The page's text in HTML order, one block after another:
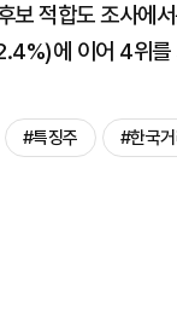
보 적합도 조사에
에 이어 4위를
#특징주 #한국